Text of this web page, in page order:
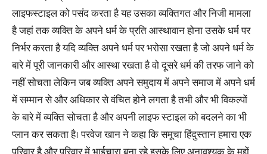
लाइफस्टाइल को पसंद करता है यह उसका व्यक्तिगत और निजी मामला
है जहां तक व्यक्ति के अपने धर्म के प्रति आस्थावान होना उसके धर्म पर
निर्भर करता है यदि व्यक्ति अपने धर्म पर भरोसा रखता है जो अपने धर्म के
बारे में पूरी जानकारी और आस्था रखता है वो दूसरे धर्म की तरफ जाने को
नहीं सोचता लेकिन जब व्यक्ति अपने समुदाय में अपने समाज में अपने धर्म
में सम्मान से और अधिकार से वंचित होने लगता है तभी और भी विकल्पों
के बारे में व्यक्ति सोचता है और अपनी लाइफ स्टाइल को बदलने का भी
प्लान कर सकता है। परवेज खान ने कहा कि समूचा हिंदुस्तान हमारा एक